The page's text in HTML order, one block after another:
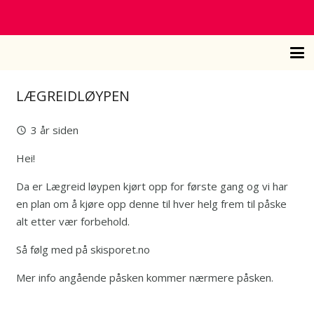
LÆGREIDLØYPEN
query_builder 3 år siden
Hei!
Da er Lægreid løypen kjørt opp for første gang og vi har
en plan om å kjøre opp denne til hver helg frem til påske
alt etter vær forbehold.
Så følg med på skisporet.no
Mer info angående påsken kommer nærmere påsken.